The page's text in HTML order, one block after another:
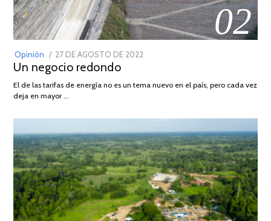
02
Opinión
POSTED
ON
27 DE AGOSTO DE 2022
DE
Un negocio redondo
El de las tarifas de energía no es un tema nuevo en el país, pero cada vez
deja en mayor …